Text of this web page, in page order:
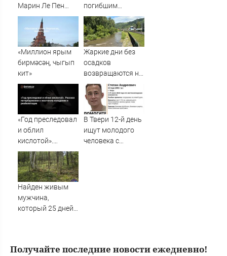
Марин Ле Пен
готова стать
президентом
Франции. Что это
даст России
погибшим
пропавший
полуторагодовалый
ребёнок
«Миллион ярым
бирмәсәң, чыгып
кит»
Жаркие дни без
осадков
возвращаются на
Алтай
«Год преследовал
и облил
кислотой».
Рассказ
петербурженки о
жестоком
нападении и
В Твери 12-й день
ищут молодого
человека с
Найден живым
мужчина,
который 25 дней
Получайте последние новости ежедневно!